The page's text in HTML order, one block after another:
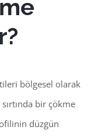
bölgesel olarak
bir çökme
düzgün